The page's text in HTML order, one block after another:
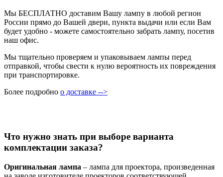
Мы БЕСПЛАТНО доставим Вашу лампу в любой регион
России прямо до Вашей двери, пункта выдачи или если Вам
будет удобно - можете самостоятельно забрать лампу, посетив
наш офис.
Мы тщательно проверяем и упаковываем лампы перед
отправкой, чтобы свести к нулю вероятность их повреждения
при транспортировке.
Более подробно о доставке -->
Что нужно знать при выборе варианта
комплектации заказа?
Оригинальная лампа – лампа для проектора, произведенная